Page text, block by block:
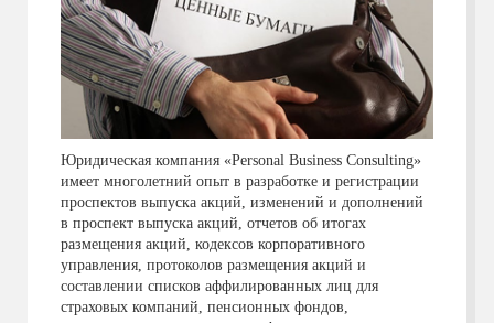
Юридическая компания «Personal Business Consulting»
имеет многолетний опыт в разработке и регистрации
проспектов выпуска акций, изменений и дополнений
в проспект выпуска акций, отчетов об итогах
размещения акций, кодексов корпоративного
управления, протоколов размещения акций и
составлении списков аффилированных лиц для
страховых компаний, пенсионных фондов,